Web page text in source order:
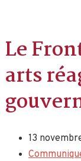
Le
arts
13